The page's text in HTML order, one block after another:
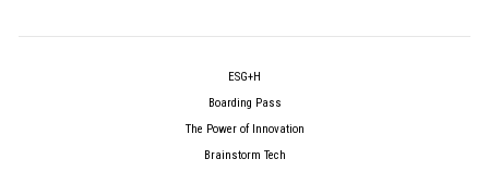
ESG+H
Boarding Pass
The Power of Innovation
Brainstorm Tech